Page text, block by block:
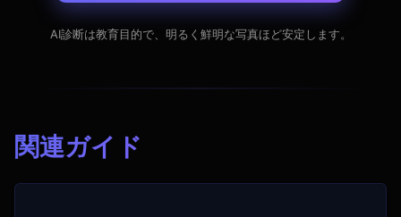
AI診断は教育目的で、明るく鮮明な写真ほど安定します。
関連ガイド